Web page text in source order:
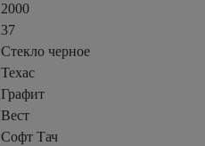
2000
37
Стекло черное
Техас
Графит
Вест
Софт Тач